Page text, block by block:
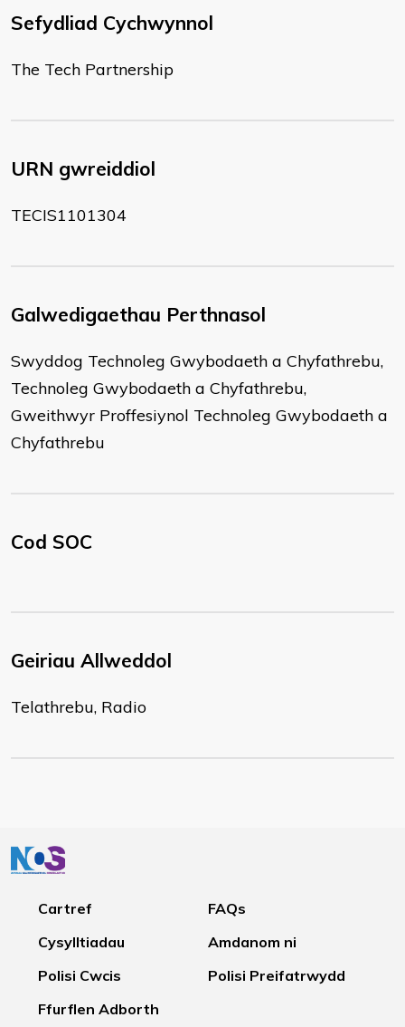
Sefydliad Cychwynnol
The Tech Partnership
URN gwreiddiol
TECIS1101304
Galwedigaethau Perthnasol
Swyddog Technoleg Gwybodaeth a Chyfathrebu,
Technoleg Gwybodaeth a Chyfathrebu,
Gweithwyr Proffesiynol Technoleg Gwybodaeth a
Chyfathrebu
Cod SOC
Geiriau Allweddol
Telathrebu, Radio
Cartref
FAQs
Cysylltiadau
Amdanom ni
Polisi Cwcis
Polisi Preifatrwydd
Ffurflen Adborth